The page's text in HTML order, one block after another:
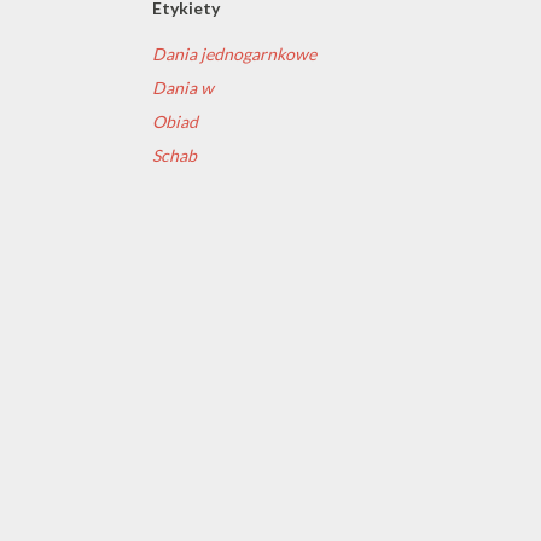
Etykiety
Dania jednogarnkowe
Dania w
Obiad
Schab